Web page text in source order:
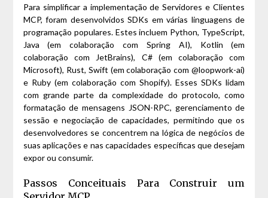
Para simplificar a implementação de Servidores e Clientes
MCP, foram desenvolvidos SDKs em várias linguagens de
programação populares. Estes incluem Python, TypeScript,
Java (em colaboração com Spring AI), Kotlin (em
colaboração com JetBrains), C# (em colaboração com
Microsoft), Rust, Swift (em colaboração com @loopwork-ai)
e Ruby (em colaboração com Shopify). Esses SDKs lidam
com grande parte da complexidade do protocolo, como
formatação de mensagens JSON-RPC, gerenciamento de
sessão e negociação de capacidades, permitindo que os
desenvolvedores se concentrem na lógica de negócios de
suas aplicações e nas capacidades específicas que desejam
expor ou consumir.
Passos Conceituais Para Construir um